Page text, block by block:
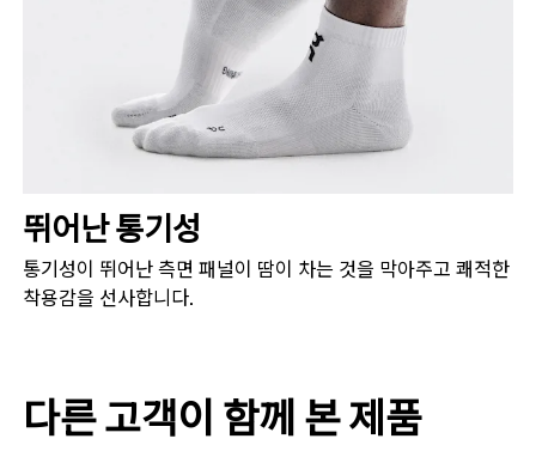
뛰어난 통기성
통기성이 뛰어난 측면 패널이 땀이 차는 것을 막아주고 쾌적한
착용감을 선사합니다.
다른 고객이 함께 본 제품